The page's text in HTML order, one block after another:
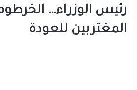
رئيس الوزراء…
المغتربين للعودة